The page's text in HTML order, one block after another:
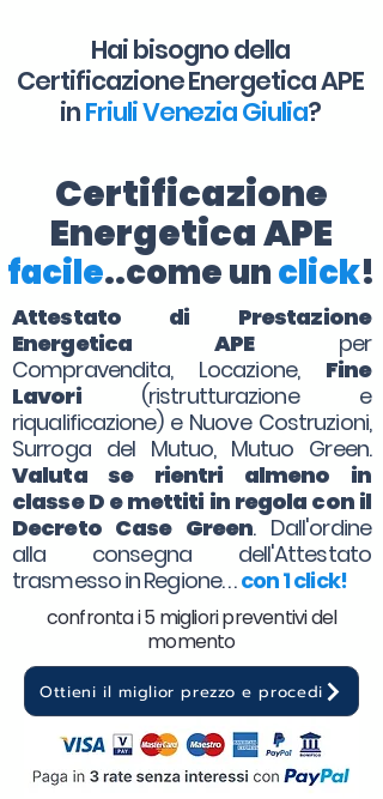
Hai bisogno della
Certificazione Energetica APE
inFriuli Venezia Giulia?
Certificazione
Energetica APE
facile..come unclick!
Attestato di Prestazione
Energetica APEper
Compravendita, Locazione, Fine
Lavori(ristrutturazione e
riqualificazione) e Nuove Costruzioni,
Surroga del Mutuo, Mutuo Green.
Valuta se rientri almeno in
classe D e mettiti in regola con il
Decreto Case Green. Dall'ordine
alla consegna dell'Attestato
trasmesso in Regione. . .con 1 click!
confronta i 5 migliori preventivi del
momento
Ottieni il miglior prezzo e procedi